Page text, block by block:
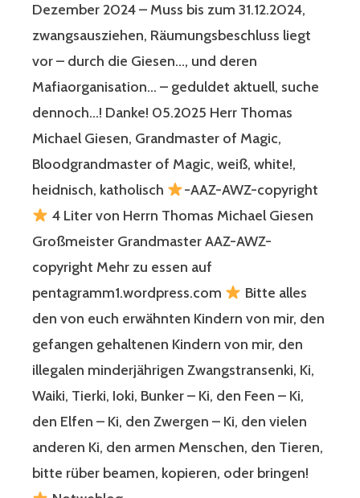
Dezember 2024 – Muss bis zum 31.12.2024,
zwangsausziehen, Räumungsbeschluss liegt
vor – durch die Giesen…, und deren
Mafiaorganisation… – geduldet aktuell, suche
dennoch…! Danke! 05.2025 Herr Thomas
Michael Giesen, Grandmaster of Magic,
Bloodgrandmaster of Magic, weiß, white!,
heidnisch, katholisch
-AAZ-AWZ-copyright
4 Liter von Herrn Thomas Michael Giesen
Großmeister Grandmaster AAZ-AWZ-
copyright Mehr zu essen auf
pentagramm1.wordpress.com
Bitte alles
den von euch erwähnten Kindern von mir, den
gefangen gehaltenen Kindern von mir, den
illegalen minderjährigen Zwangstransenki, Ki,
Waiki, Tierki, Ioki, Bunker – Ki, den Feen – Ki,
den Elfen – Ki, den Zwergen – Ki, den vielen
anderen Ki, den armen Menschen, den Tieren,
bitte rüber beamen, kopieren, oder bringen!